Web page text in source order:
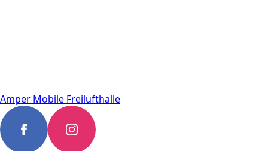
Amper Mobile Freilufthalle